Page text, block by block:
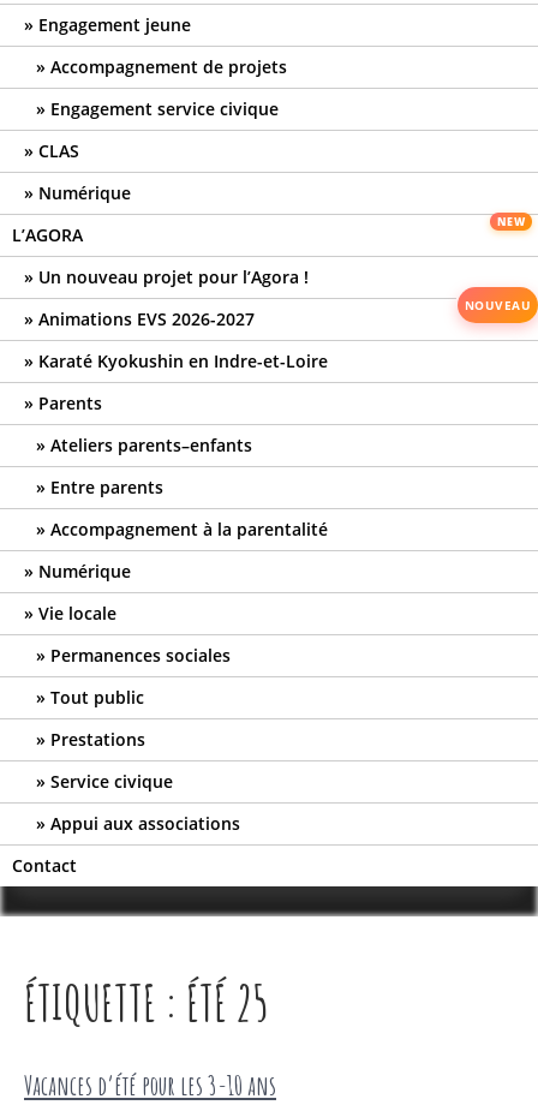
Engagement jeune
Accompagnement de projets
Engagement service civique
CLAS
Numérique
L’AGORA
Un nouveau projet pour l’Agora !
Animations EVS 2026-2027
Karaté Kyokushin en Indre-et-Loire
Parents
Ateliers parents–enfants
Entre parents
Accompagnement à la parentalité
Numérique
Vie locale
Permanences sociales
Tout public
Prestations
Service civique
Appui aux associations
Contact
ÉTIQUETTE : ÉTÉ 25
Vacances d’été pour les 3-10 ans